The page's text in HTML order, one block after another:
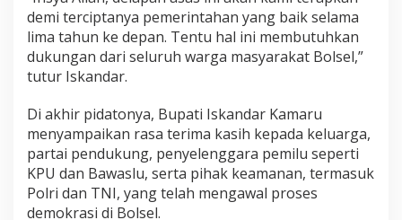
demi terciptanya pemerintahan yang baik selama
lima tahun ke depan. Tentu hal ini membutuhkan
dukungan dari seluruh warga masyarakat Bolsel,”
tutur Iskandar.
Di akhir pidatonya, Bupati Iskandar Kamaru
menyampaikan rasa terima kasih kepada keluarga,
partai pendukung, penyelenggara pemilu seperti
KPU dan Bawaslu, serta pihak keamanan, termasuk
Polri dan TNI, yang telah mengawal proses
demokrasi di Bolsel.